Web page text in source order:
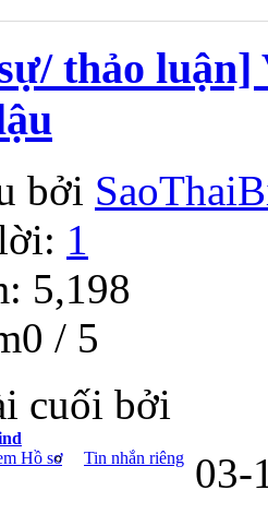
thảo luận]
bởi
1
5,198
/ 5
cuối bởi
Hồ sơ
Tin nhắn riêng 03-